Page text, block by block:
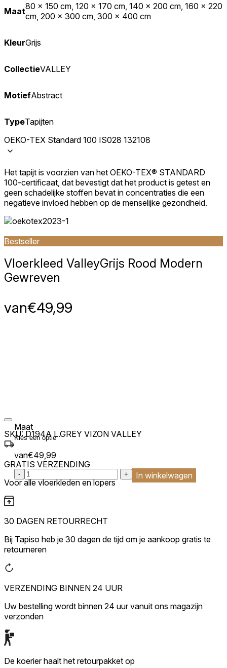
Maat80 x 150 cm, 120 x 170 cm, 140 x 200 cm, 160 x 220
cm, 200 x 300 cm, 300 x 400 cm
KleurGrijs
CollectieVALLEY
MotiefAbstract
TypeTapijten
OEKO-TEX Standard 100 IS028 132108
Het tapijt is voorzien van het OEKO-TEX® STANDARD
100-certificaat, dat bevestigt dat het product is getest en
geen schadelijke stoffen bevat in concentraties die een
negatieve invloed hebben op de menselijke gezondheid.
Bestseller
Vloerkleed ValleyGrijs Rood Modern
Gewreven
van€49,99
Maat
van€49,99
:product_name quantity
- + In winkelwagen
SKU: D194A L.GREY VIZON VALLEY
GRATIS VERZENDING
Voor alle vloerkleden en lopers
30 DAGEN RETOURRECHT
Bij Tapiso heb je 30 dagen de tijd om je aankoop gratis te
retourneren
VERZENDING BINNEN 24 UUR
Uw bestelling wordt binnen 24 uur vanuit ons magazijn
verzonden
De koerier haalt het retourpakket op